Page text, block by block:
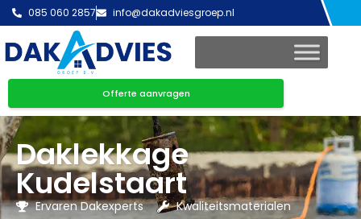
085 060 2857 info@dakadviesgroep.nl
Offerte aanvragen
Daklekkage
Kudelstaart
Ervaren Dakexperts
Kwaliteitsmaterialen